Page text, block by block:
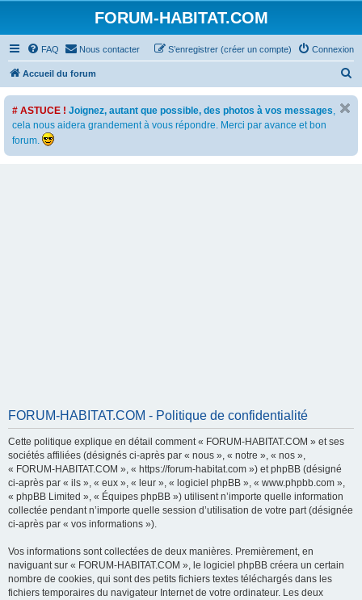
FORUM-HABITAT.COM
FAQ Nous contacter Connexion
S’enregistrer (créer un compte)
Accueil du forum
e
# ASTUCE ! Joignez, autant que possible, des photos à vos messages,
cela nous aidera grandement à vous répondre. Merci par avance et bon
forum.
FORUM-HABITAT.COM - Politique de confidentialité
Cette politique explique en détail comment « FORUM-HABITAT.COM » et ses
sociétés affiliées (désignés ci-après par « nous », « notre », « nos »,
« FORUM-HABITAT.COM », « https://forum-habitat.com ») et phpBB (désigné
ci-après par « ils », « eux », « leur », « logiciel phpBB », « www.phpbb.com »,
« phpBB Limited », « Équipes phpBB ») utilisent n’importe quelle information
collectée pendant n’importe quelle session d’utilisation de votre part (désignée
ci-après par « vos informations »).
Vos informations sont collectées de deux manières. Premièrement, en
naviguant sur « FORUM-HABITAT.COM », le logiciel phpBB créera un certain
nombre de cookies, qui sont des petits fichiers textes téléchargés dans les
fichiers temporaires du navigateur Internet de votre ordinateur. Les deux